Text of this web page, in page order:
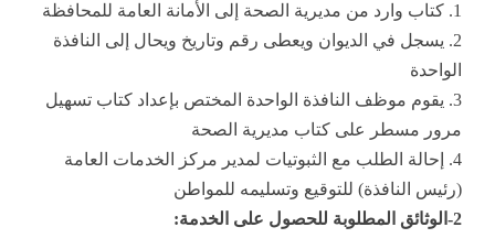
1. كتاب وارد من مديرية الصحة إلى الأمانة العامة للمحافظة
2. يسجل في الديوان ويعطى رقم وتاريخ ويحال إلى النافذة
الواحدة
3. يقوم موظف النافذة الواحدة المختص بإعداد كتاب تسهيل
مرور مسطر على كتاب مديرية الصحة
4. إحالة الطلب مع الثبوتيات لمدير مركز الخدمات العامة
(رئيس النافذة) للتوقيع وتسليمه للمواطن
2-الوثائق المطلوبة للحصول على الخدمة: